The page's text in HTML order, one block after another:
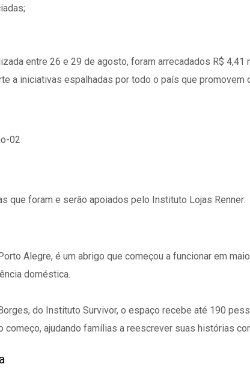
entre 26 e 29 de agosto, foram arrecadados R$
a iniciativas espalhadas por todo o país que
que foram e serão apoiados pelo Instituto Lojas Renner:
Alegre, é um abrigo que começou a funcionar em
doméstica.
do Instituto Survivor, o espaço recebe até 190
começo, ajudando famílias a reescrever suas histórias